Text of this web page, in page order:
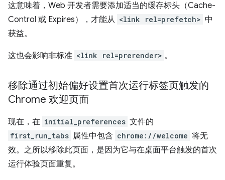
这意味着，Web 开发者需要添加适当的缓存标头（Cache-
Control 或 Expires），才能从 <link rel=prefetch> 中
获益。
这也会影响非标准 <link rel=prerender> 。
移除通过初始偏好设置首次运行标签页触发的
Chrome 欢迎页面
现在，在 initial_preferences 文件的
first_run_tabs 属性中包含 chrome://welcome 将无
效。之所以移除此页面，是因为它与在桌面平台触发的首次
运行体验页面重复。